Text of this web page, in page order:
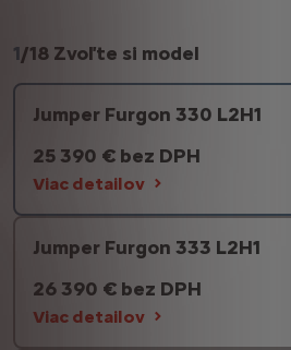
1/18 Zvoľte si model
Jumper Furgon 330 L2H1
25 390 € bez DPH
Viac detailov
Jumper Furgon 333 L2H1
26 390 € bez DPH
Viac detailov